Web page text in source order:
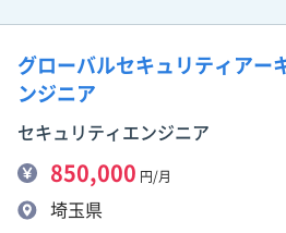
グローバルセキュリティアー
ンジニア
セキュリティエンジニア
850,000 円/月
埼玉県